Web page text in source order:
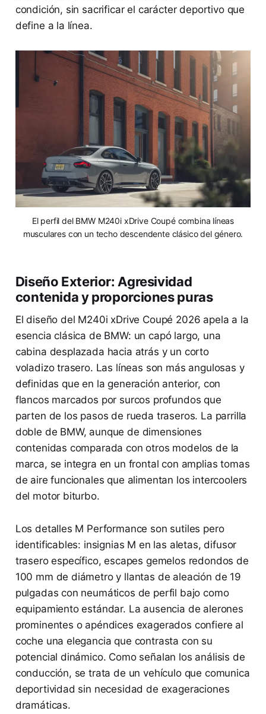
condición, sin sacrificar el carácter deportivo que
define a la línea.
El perfil del BMW M240i xDrive Coupé combina líneas
musculares con un techo descendente clásico del género.
Diseño Exterior: Agresividad
contenida y proporciones puras
El diseño del M240i xDrive Coupé 2026 apela a la
esencia clásica de BMW: un capó largo, una
cabina desplazada hacia atrás y un corto
voladizo trasero. Las líneas son más angulosas y
definidas que en la generación anterior, con
flancos marcados por surcos profundos que
parten de los pasos de rueda traseros. La parrilla
doble de BMW, aunque de dimensiones
contenidas comparada con otros modelos de la
marca, se integra en un frontal con amplias tomas
de aire funcionales que alimentan los intercoolers
del motor biturbo.
Los detalles M Performance son sutiles pero
identificables: insignias M en las aletas, difusor
trasero específico, escapes gemelos redondos de
100 mm de diámetro y llantas de aleación de 19
pulgadas con neumáticos de perfil bajo como
equipamiento estándar. La ausencia de alerones
prominentes o apéndices exagerados confiere al
coche una elegancia que contrasta con su
potencial dinámico. Como señalan los análisis de
conducción, se trata de un vehículo que comunica
deportividad sin necesidad de exageraciones
dramáticas.